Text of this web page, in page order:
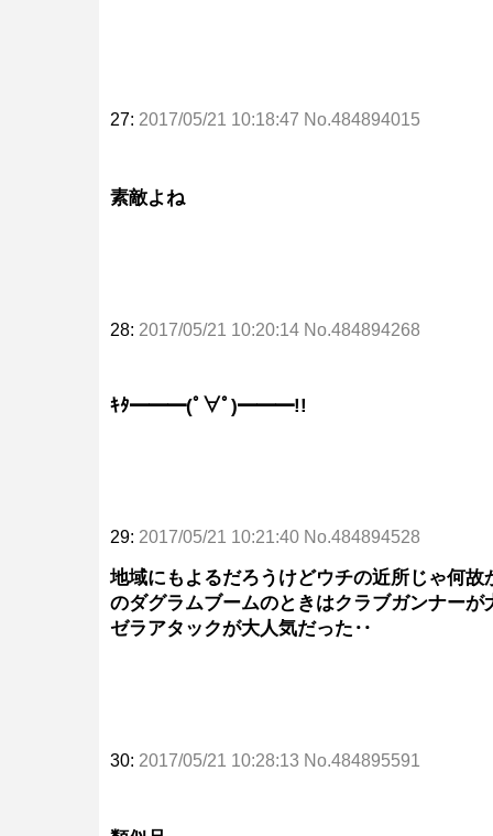
27: 2017/05/21 10:18:47 No.484894015
素敵よね
28: 2017/05/21 10:20:14 No.484894268
ｷﾀ━━━(ﾟ∀ﾟ)━━━!!
29: 2017/05/21 10:21:40 No.484894528
地域にもよるだろうけどウチの近所じゃ何
のダグラムブームのときはクラブガンナー
ゼラアタックが大人気だった‥
30: 2017/05/21 10:28:13 No.484895591